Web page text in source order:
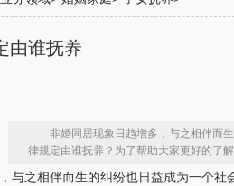
由谁抚养
非婚同居现象日趋增多，与之相伴而
律规定由谁抚养？为了帮助大家更好的了
与之相伴而生的纠纷也日益成为一个